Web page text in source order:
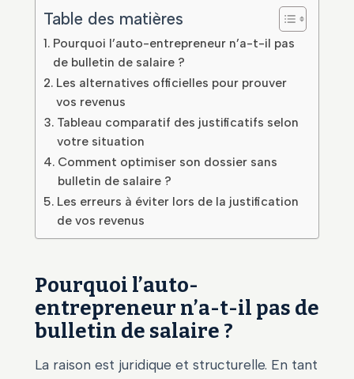
Table des matières
Pourquoi l’auto-entrepreneur n’a-t-il pas
de bulletin de salaire ?
Les alternatives officielles pour prouver
vos revenus
Tableau comparatif des justificatifs selon
votre situation
Comment optimiser son dossier sans
bulletin de salaire ?
Les erreurs à éviter lors de la justification
de vos revenus
Pourquoi l’auto-
entrepreneur n’a-t-il pas de
bulletin de salaire ?
La raison est juridique et structurelle. En tant